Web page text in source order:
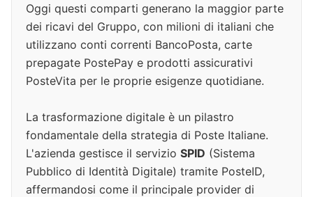
Oggi questi comparti generano la maggior parte
dei ricavi del Gruppo, con milioni di italiani che
utilizzano conti correnti BancoPosta, carte
prepagate PostePay e prodotti assicurativi
PosteVita per le proprie esigenze quotidiane.
La trasformazione digitale è un pilastro
fondamentale della strategia di Poste Italiane.
L'azienda gestisce il servizio SPID (Sistema
Pubblico di Identità Digitale) tramite PosteID,
affermandosi come il principale provider di